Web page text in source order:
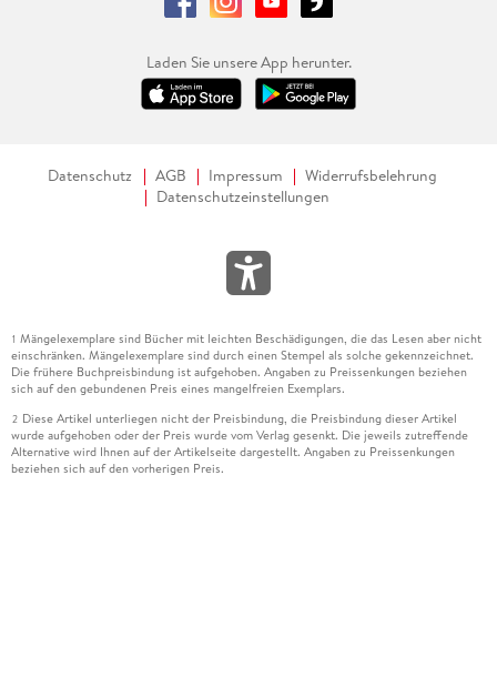
Laden Sie unsere App herunter.
Datenschutz AGB Impressum
Widerrufsbelehrung
Datenschutzeinstellungen
1 Mängelexemplare sind Bücher mit leichten Beschädigungen, die das Lesen aber nicht
einschränken. Mängelexemplare sind durch einen Stempel als solche gekennzeichnet.
Die frühere Buchpreisbindung ist aufgehoben. Angaben zu Preissenkungen beziehen
sich auf den gebundenen Preis eines mangelfreien Exemplars.
2 Diese Artikel unterliegen nicht der Preisbindung, die Preisbindung dieser Artikel
wurde aufgehoben oder der Preis wurde vom Verlag gesenkt. Die jeweils zutreffende
Alternative wird Ihnen auf der Artikelseite dargestellt. Angaben zu Preissenkungen
beziehen sich auf den vorherigen Preis.